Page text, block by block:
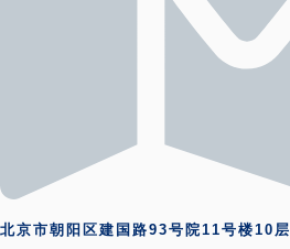
北京市朝阳区建国路93号院11号楼10层